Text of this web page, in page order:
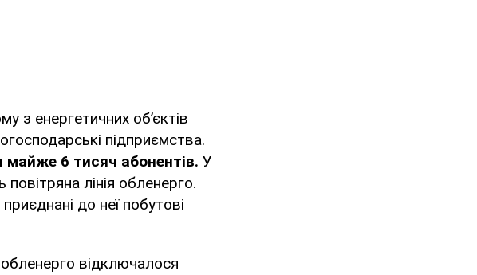
з енергетичних об’єктів
підприємства.
6 тисяч абонентів. У
лінія обленерго.
до неї побутові
обленерго відключалося